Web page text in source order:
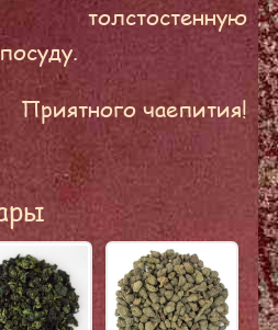
толстостенную
Приятного чаепития!